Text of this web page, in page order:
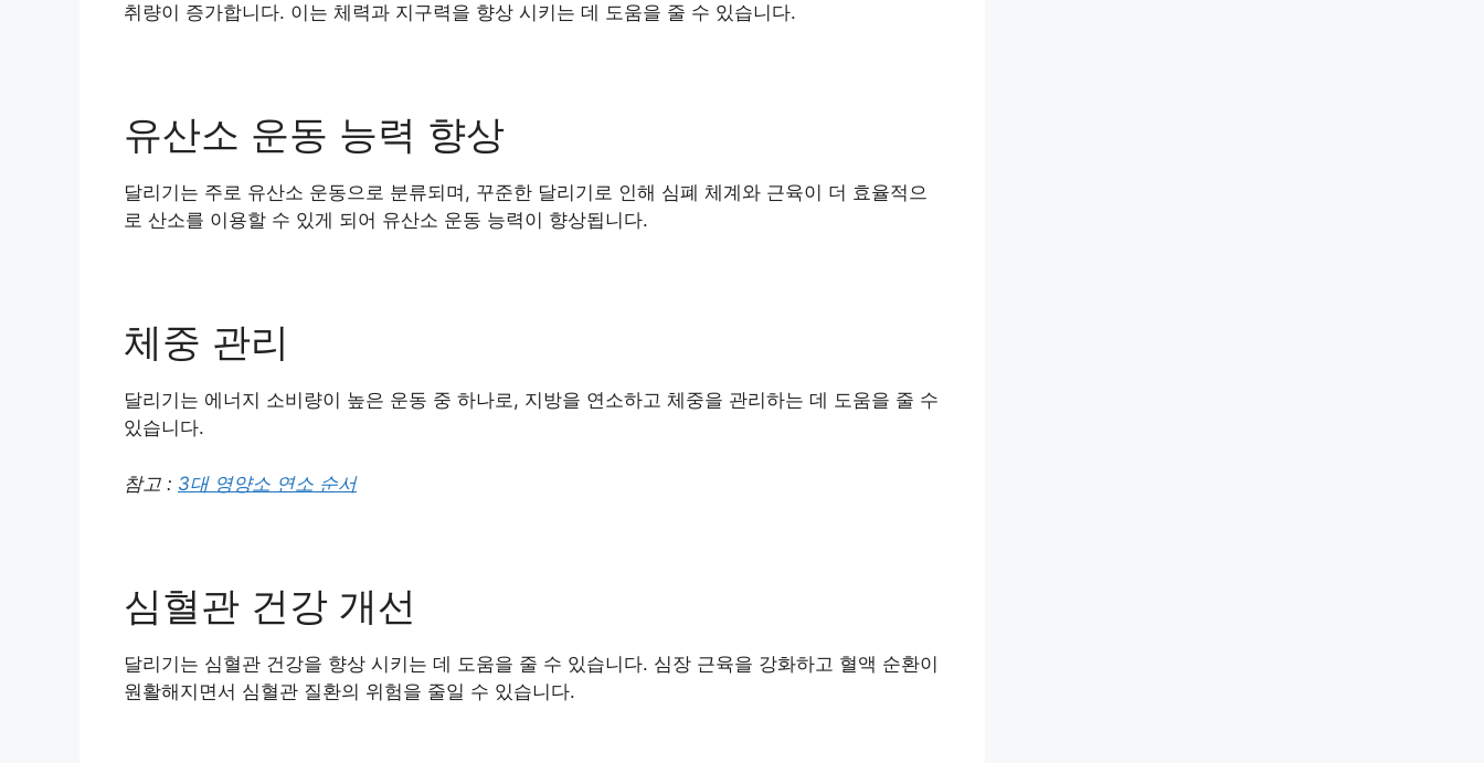
취량이 증가합니다. 이는 체력과 지구력을 향상 시키는 데 도움을 줄 수 있습니다.
유산소 운동 능력 향상
달리기는 주로 유산소 운동으로 분류되며, 꾸준한 달리기로 인해 심폐 체계와 근육이 더 효율적으
로 산소를 이용할 수 있게 되어 유산소 운동 능력이 향상됩니다.
체중 관리
달리기는 에너지 소비량이 높은 운동 중 하나로, 지방을 연소하고 체중을 관리하는 데 도움을 줄 수
있습니다.
참고 : 3대 영양소 연소 순서
심혈관 건강 개선
달리기는 심혈관 건강을 향상 시키는 데 도움을 줄 수 있습니다. 심장 근육을 강화하고 혈액 순환이
원활해지면서 심혈관 질환의 위험을 줄일 수 있습니다.